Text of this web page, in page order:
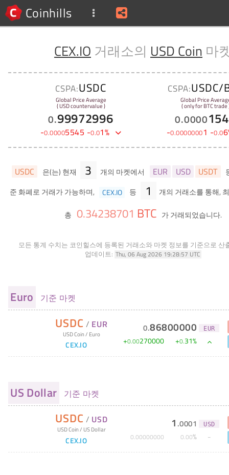
Coinhills
CEX.IO 거래소의 USD Coin 마
CSPA:USDC
Global Price Average
( USD countervalue )
0.99972996
-0.00005545 -0.01%
CSPA:USDC/
Global Price
( only for BTC trade
0.0000
-0.00000001 -0.06
USDC 은(는) 현재 3 개의 마켓에서 EUR USD USDT
준 화폐로 거래가 가능하며,
CEX.IO 등 1 개의 거래소를 통해,
총 0.34238701 BTC 가 거래되었습니다.
모든 통계 수치는 코인힐스에 등록된 거래소와 마켓 정보를 기준으로 산
업데이트: Thu, 06 Aug 2026 19:28:57 UTC
Euro 기준 마켓
USDC / EUR
USD Coin/ Euro
CEX.IO
0.86800000 EUR
+0.00270000 +0.31%
US Dollar 기준 마켓
USDC / USD
USD Coin/ US Dollar
CEX.IO
1 .0001 USD
0.00000000 0.00%